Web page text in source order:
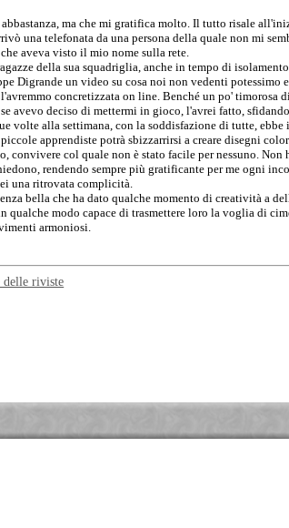
ma che mi gratifica molto. Il tutto risale
una telefonata da una persona della quale non mi
aveva visto il mio nome sulla rete.
della sua squadriglia, anche in tempo di
Digrande un video su cosa noi non vedenti potessimo
concretizzata on line. Benché un po'
avevo deciso di mettermi in gioco, l'avrei fatto,
volte alla settimana, con la soddisfazione di tutte,
apprendiste potrà sbizzarrirsi a creare disegni
convivere col quale non è stato facile per nessuno.
rendendo sempre più gratificante per me ogni
una ritrovata complicità.
bella che ha dato qualche momento di creatività a
qualche modo capace di trasmettere loro la voglia di
armoniosi.
delle riviste